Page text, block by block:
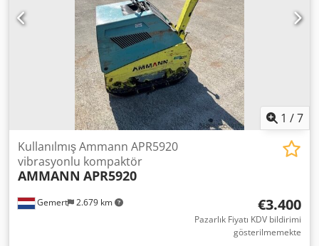
1 /7
Gemert 2.679 km
Kullanılmış Ammann APR5920
vibrasyonlu kompaktör
AMMANN APR5920
€3.400
Pazarlık Fiyatı KDV bildirimi
gösterilmemekte